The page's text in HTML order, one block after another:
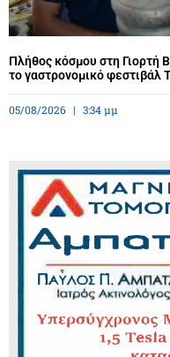
Πλήθος κόσμου στη Γιορτή
το γαστρονομικό φεστιβάλ
05/08/2026 3:34 μμ